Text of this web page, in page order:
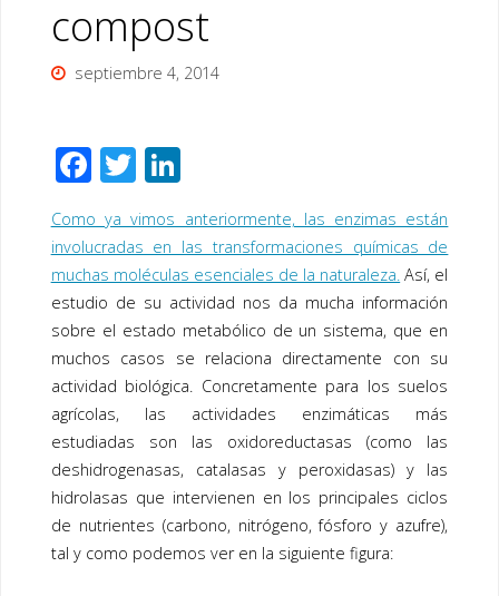
compost
septiembre 4, 2014
F
e
b
o
o
k
T
wi
tt
er
Li
k
e
dI
n
Como ya vimos anteriormente, las enzimas están
involucradas en las transformaciones químicas de
muchas moléculas esenciales de la naturaleza. Así, el
estudio de su actividad nos da mucha información
sobre el estado metabólico de un sistema, que en
muchos casos se relaciona directamente con su
actividad biológica. Concretamente para los suelos
agrícolas, las actividades enzimáticas más
estudiadas son las oxidoreductasas (como las
deshidrogenasas, catalasas y peroxidasas) y las
hidrolasas que intervienen en los principales ciclos
de nutrientes (carbono, nitrógeno, fósforo y azufre),
tal y como podemos ver en la siguiente figura: